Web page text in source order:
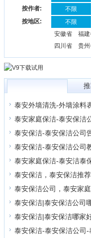
按作者:
不限
按地区:
不限
安徽省
福
四川省
贵
泰安外墙清洗-外墙涂料
泰安家庭保洁-泰安保洁
泰安保洁-泰安保洁公司
泰安保洁-泰安保洁公司
泰安家庭保洁-泰安洁泰
泰安保洁，泰安保洁推
泰安保洁公司，泰安家
泰安保洁|泰安保洁公司
泰安保洁|泰安保洁哪家
泰安保洁-泰安保洁公司